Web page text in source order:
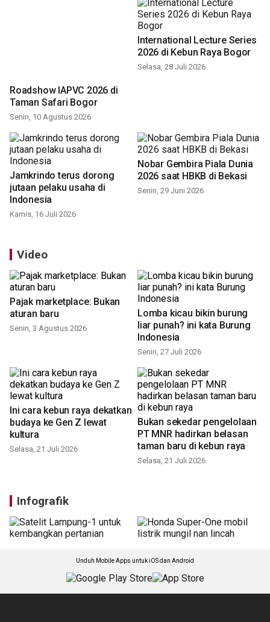
Roadshow IAPVC 2026 di
Taman Safari Bogor
Senin, 10 Agustus 2026
Indonesia
Video
Pajak marketplace: Bukan
aturan baru
Senin, 3 Agustus 2026
Lomba kicau bikin burung
liar punah? ini kata Burung
Indonesia
Senin, 27 Juli 2026
Ini cara kebun raya dekatkan
budaya ke Gen Z lewat
Bukan sekedar pengelolaan
PT MNR hadirkan belasan
Selasa, 21 Juli 2026